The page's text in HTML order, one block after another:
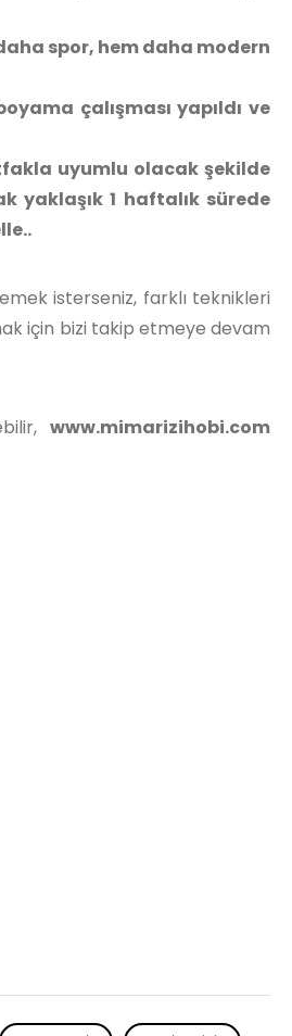
spor, hem daha modern
çalışması yapıldı ve
uyumlu olacak şekilde
yaklaşık 1 haftalık sürede
isterseniz, farklı teknikleri
için bizi takip etmeye devam
www.mimarizihobi.com